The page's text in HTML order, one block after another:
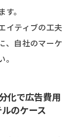
。
イティブの工夫
、自社のマーケ
化で広告費用
のケース